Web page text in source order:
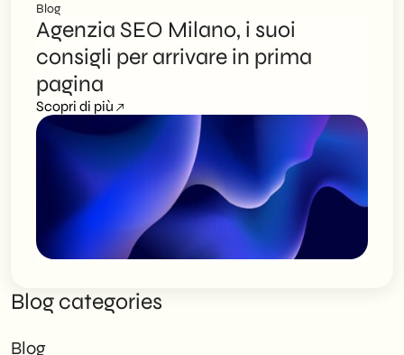
Blog
Agenzia SEO Milano, i suoi
consigli per arrivare in prima
pagina
Scopri di più
Blog categories
Blog